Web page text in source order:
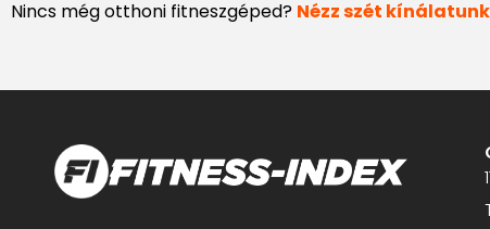
Nincs még otthoni fitneszgéped? Nézz szét